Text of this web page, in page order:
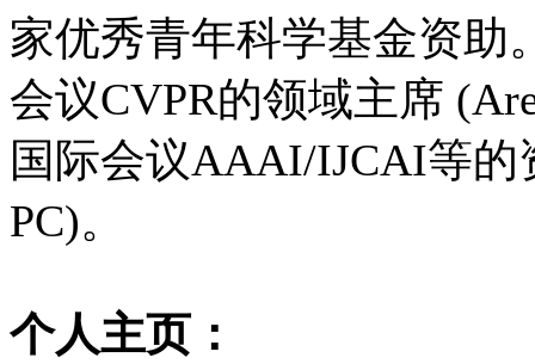
家优秀青年科学基金资助
会议CVPR的领域主席
国际会议AAAI/IJCAI等的
PC)。
个人主页：